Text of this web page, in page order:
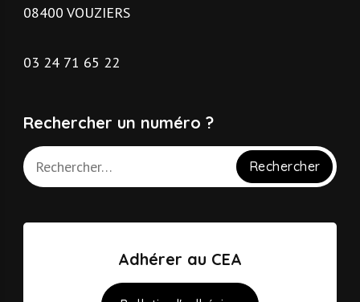
08400 VOUZIERS
03 24 71 65 22
Rechercher un numéro ?
Adhérer au CEA